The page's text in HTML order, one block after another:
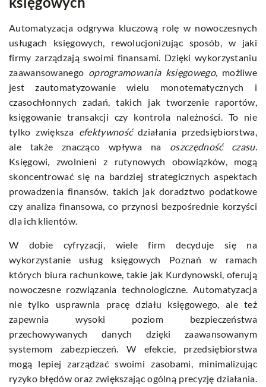
Automatyzacja odgrywa kluczową rolę w nowoczesnych
usługach księgowych, rewolucjonizując sposób, w jaki
firmy zarządzają swoimi finansami. Dzięki wykorzystaniu
zaawansowanego oprogramowania księgowego, możliwe
jest zautomatyzowanie wielu monotematycznych i
czasochłonnych zadań, takich jak tworzenie raportów,
księgowanie transakcji czy kontrola należności. To nie
tylko zwiększa efektywnośćdziałania przedsiębiorstwa,
ale także znacząco wpływa na oszczędność czasu.
Księgowi, zwolnieni z rutynowych obowiązków, mogą
skoncentrować się na bardziej strategicznych aspektach
prowadzenia finansów, takich jak doradztwo podatkowe
czy analiza finansowa, co przynosi bezpośrednie korzyści
dla ich klientów.
W dobie cyfryzacji, wiele firm decyduje się na
wykorzystanie usług księgowych Poznań w ramach
których biura rachunkowe, takie jak Kurdynowski, oferują
nowoczesne rozwiązania technologiczne. Automatyzacja
nie tylko usprawnia pracę działu księgowego, ale też
zapewnia wysoki poziom bezpieczeństwa
przechowywanych danych dzięki zaawansowanym
systemom zabezpieczeń. W efekcie, przedsiębiorstwa
mogą lepiej zarządzać swoimi zasobami, minimalizując
ryzyko błędów oraz zwiększając ogólną precyzję działania.